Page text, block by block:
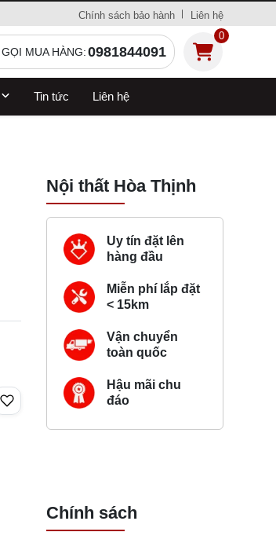
Chính sách bảo hành Liên hệ
GỌI MUA HÀNG:0981844091
0
Tin tức Liên hệ
Nội thất Hòa Thịnh
Uy tín đặt lên
hàng đầu
Miễn phí lắp đặt
< 15km
Vận chuyển
toàn quốc
Hậu mãi chu
đáo
Chính sách